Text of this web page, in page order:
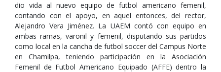
dio vida al nuevo equipo de futbol americano femenil,
contando con el apoyo, en aquel entonces, del rector,
Alejandro Vera Jiménez. La UAEM contó con equipo en
ambas ramas, varonil y femenil, disputando sus partidos
como local en la cancha de futbol soccer del Campus Norte
en Chamilpa, teniendo participación en la Asociación
Femenil de Futbol Americano Equipado (AFFE) dentro la